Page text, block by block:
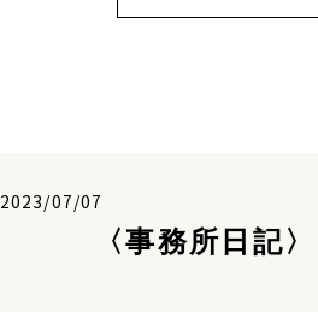
2023/07/07
〈事務所日記